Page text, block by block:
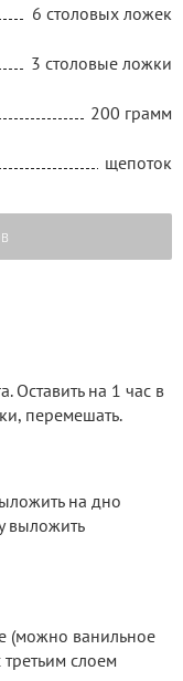
6 столовых ложек
3 столовые ложки
200 грамм
щепоток
Оставить на 1 час в
перемешать.
на дно
выложить
(можно ванильное
слоем